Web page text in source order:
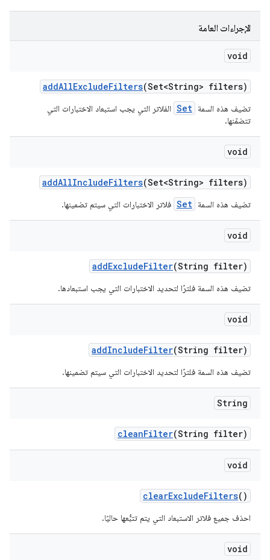
الإجراءات العامة
void
addAllExcludeFilters(Set<String> filters)
تضيف هذه السمة Set الفلاتر التي يجب استبعاد الاختبارات التي
تتضمّنها.
void
addAllIncludeFilters(Set<String> filters)
تضيف هذه السمة Set فلاتر الاختبارات التي سيتم تضمينها.
void
addExcludeFilter(String filter)
تضيف هذه السمة فلترًا لتحديد الاختبارات التي يجب استبعادها.
void
addIncludeFilter(String filter)
تضيف هذه السمة فلترًا لتحديد الاختبارات التي سيتم تضمينها.
String
cleanFilter(String filter)
void
clearExcludeFilters()
احذف جميع فلاتر الاستبعاد التي يتم تتبُّعها حاليًا.
void